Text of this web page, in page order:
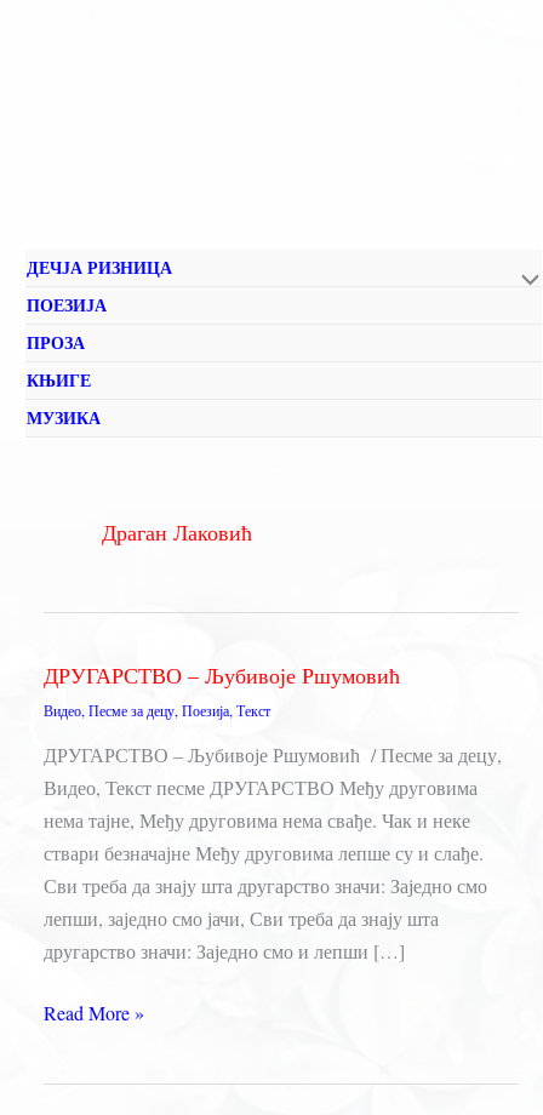
ДЕЧЈА РИЗНИЦА
ПОЕЗИЈА
ПРОЗА
КЊИГЕ
МУЗИКА
Драган Лаковић
ДРУГАРСТВО – Љубивоје Ршумовић
Видео, Песме за децу, Поезија, Текст
ДРУГАРСТВО – Љубивоје Ршумовић / Песме за децу,
Видео, Текст песме ДРУГАРСТВО Међу друговима
нема тајне, Међу друговима нема свађе. Чак и неке
ствари безначајне Међу друговима лепше су и слађе.
Сви треба да знају шта другарство значи: Заједно смо
лепши, заједно смо јачи, Сви треба да знају шта
другарство значи: Заједно смо и лепши […]
ДРУГАРСТВО
Љубивоје
Read More »